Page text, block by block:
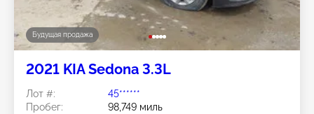
Будущая продажа
2021 KIA Sedona 3.3L
Лот #:
45******
Пробег:
98,749 миль